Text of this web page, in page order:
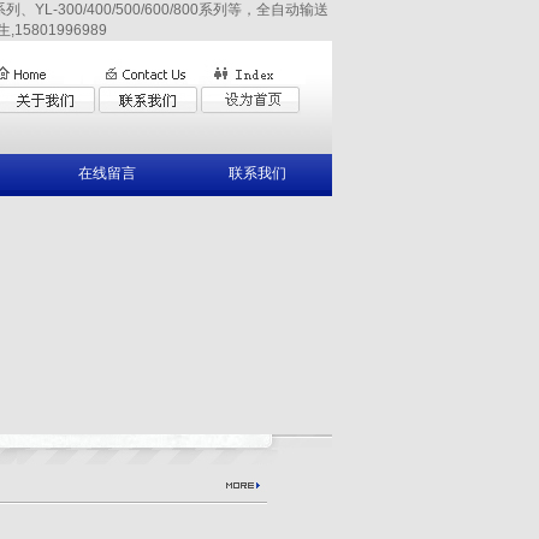
、YL-300/400/500/600/800系列等，全自动输送
,15801996989
在线留言 联系我们